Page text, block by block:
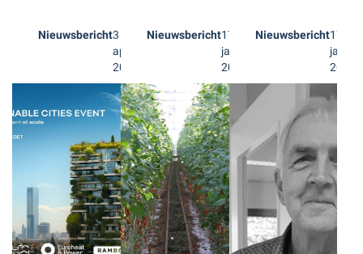
Nieuwsbericht3
april
2024
Nieuwsbericht17
januari
2024
Nieuwsbericht17
2024